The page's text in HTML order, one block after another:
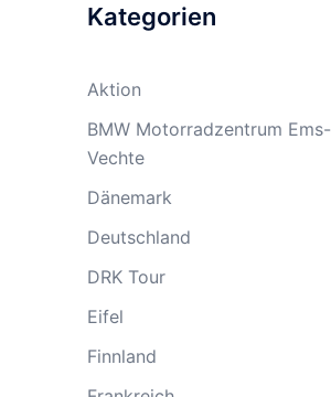
Kategorien
Aktion
BMW Motorradzentrum Ems-
Vechte
Dänemark
Deutschland
DRK Tour
Eifel
Finnland